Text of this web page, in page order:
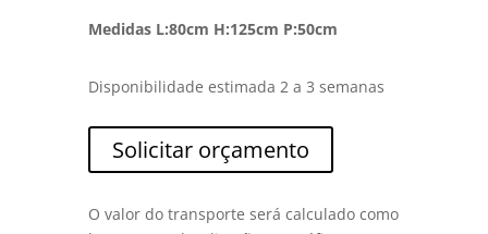
Medidas L:80cm H:125cm P:50cm
Disponibilidade estimada 2 a 3 semanas
Solicitar orçamento
O valor do transporte será calculado como